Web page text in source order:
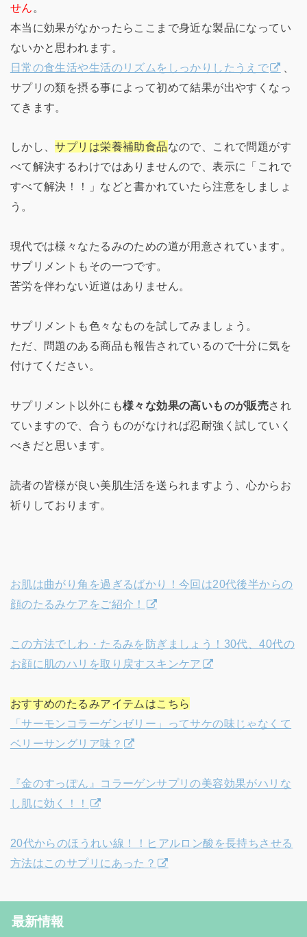
せん 。
本当に効果がなかったらここまで身近な製品になってい
ないかと思われます。
日常の食生活や生活のリズムをしっかりしたうえで
サプリの類を摂る事によって初めて結果が出やすくなっ
てきます。
しかし、サプリは栄養補助食品なので、これで問題がす
べて解決するわけではありませんので、表示に「これで
すべて解決！！」などと書かれていたら注意をしましょ
う。
現代では様々なたるみのための道が用意されています。
サプリメントもその一つです。
苦労を伴わない近道はありません。
サプリメントも色々なものを試してみましょう。
ただ、問題のある商品も報告されているので十分に気を
付けてください。
サプリメント以外にも様々な効果の高いものが販売され
ていますので、合うものがなければ忍耐強く試していく
べきだと思います。
読者の皆様が良い美肌生活を送られますよう、心からお
祈りしております。
お肌は曲がり角を過ぎるばかり！今回は20代後半からの
顔のたるみケアをご紹介！
この方法でしわ・たるみを防ぎましょう！30代、40代の
お顔に肌のハリを取り戻すスキンケア
おすすめのたるみアイテムはこちら
「サーモンコラーゲンゼリー」ってサケの味じゃなくて
ベリーサングリア味？
『金のすっぽん』コラーゲンサプリの美容効果がハリな
し肌に効く！！
20代からのほうれい線！！ヒアルロン酸を長持ちさせる
方法はこのサプリにあった？
最新情報